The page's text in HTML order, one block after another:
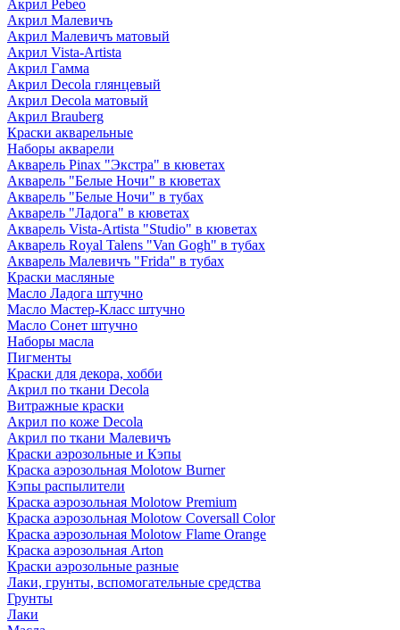
Акрил Pebeo
Акрил Малевичъ
Акрил Малевичъ матовый
Акрил Vista-Artista
Акрил Гамма
Акрил Decola глянцевый
Акрил Decola матовый
Акрил Brauberg
Краски акварельные
Наборы акварели
Акварель Pinax "Экстра" в кюветах
Акварель "Белые Ночи" в кюветах
Акварель "Белые Ночи" в тубах
Акварель "Ладога" в кюветах
Акварель Vista-Artista "Studio" в кюветах
Акварель Royal Talens "Van Gogh" в тубах
Акварель Малевичъ "Frida" в тубах
Краски масляные
Масло Ладога штучно
Масло Мастер-Класс штучно
Масло Сонет штучно
Наборы масла
Пигменты
Краски для декора, хобби
Акрил по ткани Decola
Витражные краски
Акрил по коже Decola
Акрил по ткани Малевичъ
Краски аэрозольные и Кэпы
Краска аэрозольная Molotow Burner
Кэпы распылители
Краска аэрозольная Molotow Premium
Краска аэрозольная Molotow Coversall Color
Краска аэрозольная Molotow Flame Orange
Краска аэрозольная Arton
Краски аэрозольные разные
Лаки, грунты, вспомогательные средства
Грунты
Лаки